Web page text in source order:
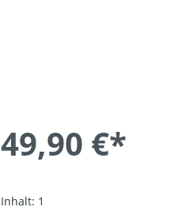
49,90 €*
Inhalt: 1